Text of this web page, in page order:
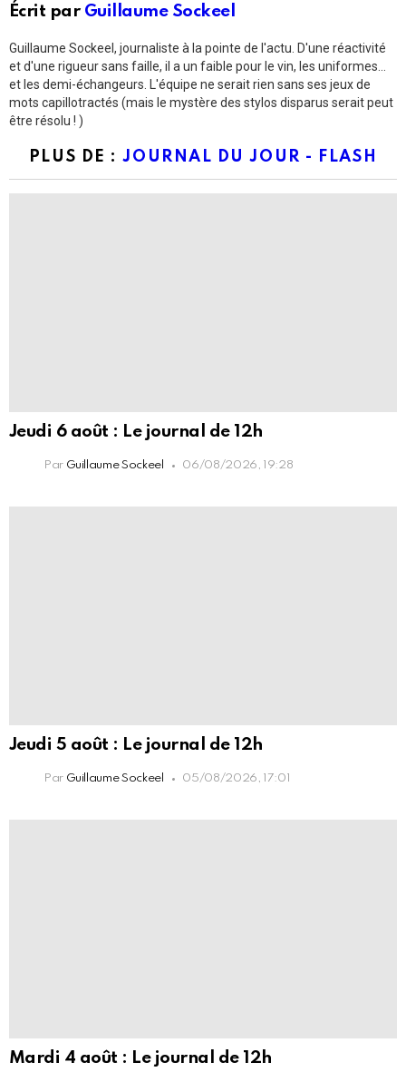
Écrit par Guillaume Sockeel
Guillaume Sockeel, journaliste à la pointe de l'actu. D'une réactivité
et d'une rigueur sans faille, il a un faible pour le vin, les uniformes...
et les demi-échangeurs. L'équipe ne serait rien sans ses jeux de
mots capillotractés (mais le mystère des stylos disparus serait peut
être résolu ! )
PLUS DE :JOURNAL DU JOUR - FLASH
Jeudi 6 août : Le journal de 12h
Par Guillaume Sockeel 06/08/2026, 19:28
Jeudi 5 août : Le journal de 12h
Par Guillaume Sockeel 05/08/2026, 17:01
Mardi 4 août : Le journal de 12h